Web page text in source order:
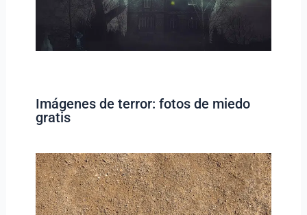
Imágenes de terror: fotos de miedo
gratis